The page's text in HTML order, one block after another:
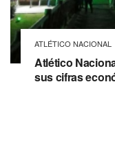
ATLÉTICO NACIONAL
Atlético
sus cifras